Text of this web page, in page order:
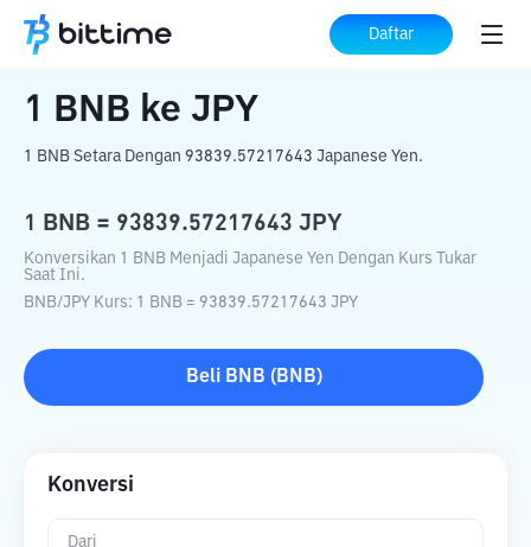
Daftar
Beranda Konverter Kripto ke JPY
1 BNB ke JPY
1 BNB Setara Dengan 93839.57217643 Japanese Yen.
1 BNB = 93839.57217643 JPY
Konversikan 1 BNB Menjadi Japanese Yen Dengan Kurs Tukar
Saat Ini.
BNB/JPY Kurs: 1 BNB = 93839.57217643 JPY
Beli BNB ( BNB)
Konversi
Dari